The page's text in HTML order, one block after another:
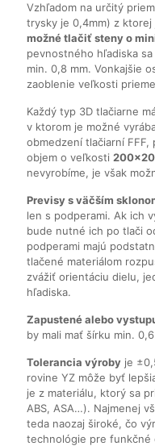
Vzhľadom na určitý
trysky je 0,4mm) z
možné tlačiť steny o
pevnostného hľadiska
min. 0,8 mm. Vonkajšie
zaoblenie veľkosti
Každý typ 3D tlačiarne
v ktorom je možné
obmedzení tlačiarní
objem o veľkosti
nevyrobíme, je však
Previsy s väčším
len s podperami. Ak ich
bude nutné ich po tlači
podperami majú
tlačené materiálom
zvážiť orientáciu dielu,
hľadiska.
Zapustené alebo
by mali mať šírku min.
Tolerancia výroby je
rovine YZ môže byť
je z materiálu, ktorý sa
ABS, ASA…). Najmenej
teda naozaj široké, čo
technológie pre funkčné